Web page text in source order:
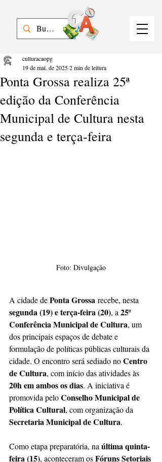
Ponta Grossa realiza 25ª
edição da Conferência
Municipal de Cultura nesta
segunda e terça-feira
culturacaopg
19 de mai. de 20252 min de leitura
Foto: Divulgação
A cidade de Ponta Grossa recebe, nesta
segunda (19) e terça-feira (20), a 25ª
Conferência Municipal de Cultura, um
dos principais espaços de debate e
formulação de políticas públicas culturais da
cidade. O encontro será sediado no Centro
de Cultura, com início das atividades às
20h em ambos os dias. A iniciativa é
promovida pelo Conselho Municipal de
Política Cultural, com organização da
Secretaria Municipal de Cultura.
Como etapa preparatória, na última quinta-
feira (15), aconteceram os Fóruns Setoriais